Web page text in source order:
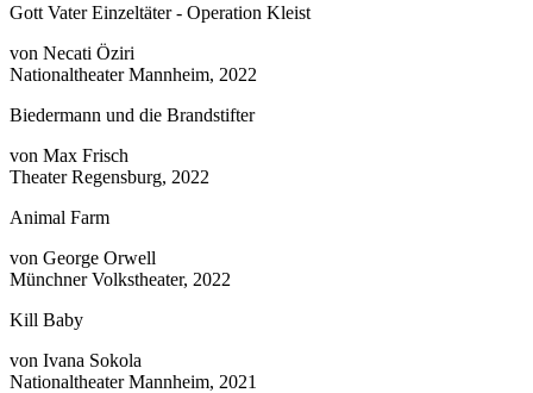
Gott Vater Einzeltäter - Operation Kleist
von Necati Öziri
Nationaltheater Mannheim, 2022
Biedermann und die Brandstifter
von Max Frisch
Theater Regensburg, 2022
Animal Farm
von George Orwell
Münchner Volkstheater, 2022
Kill Baby
von Ivana Sokola
Nationaltheater Mannheim, 2021